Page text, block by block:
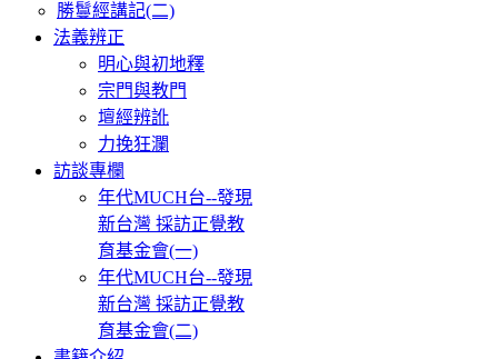
勝鬘經講記(二)
法義辨正
明心與初地釋
宗門與教門
壇經辨訛
力挽狂瀾
訪談專欄
年代MUCH台--發現
新台灣 採訪正覺教
育基金會(一)
年代MUCH台--發現
新台灣 採訪正覺教
育基金會(二)